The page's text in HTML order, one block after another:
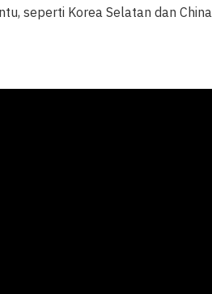
seperti Korea Selatan dan